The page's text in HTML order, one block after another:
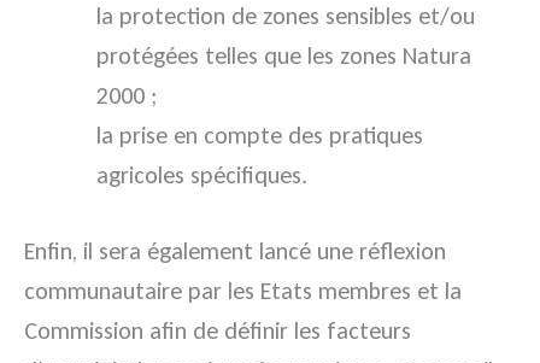
la protection de zones sensibles et/ou
protégées telles que les zones Natura
2000 ;
la prise en compte des pratiques
agricoles spécifiques.
Enfin, il sera également lancé une réflexion
communautaire par les Etats membres et la
Commission afin de définir les facteurs